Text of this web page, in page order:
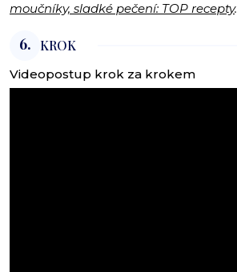
moučníky, sladké pečení: TOP recepty.
6. KROK
Videopostup krok za krokem